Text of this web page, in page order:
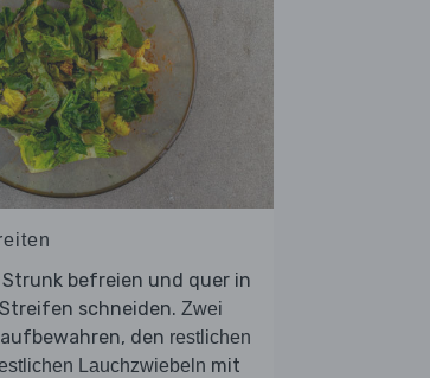
befreien und quer in
schneiden. Zwei
aufbewahren, den restlichen
Lauchzwiebeln mit